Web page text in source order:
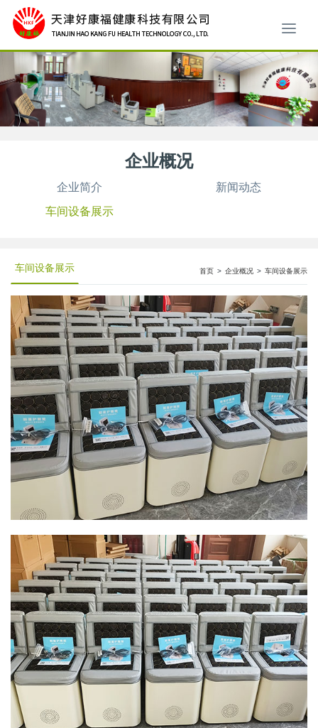
企业概况
企业简介
新闻动态
车间设备展示
车间设备展示 首页 > 企业概况 > 车间设备展示